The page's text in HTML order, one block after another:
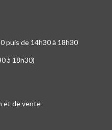
puis de 14h30 à 18h30
à 18h30)
et de vente